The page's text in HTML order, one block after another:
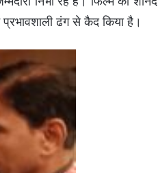
ढंग से कैद किया है।